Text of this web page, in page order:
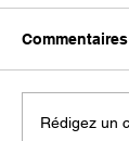
Commentaires
Rédigez un